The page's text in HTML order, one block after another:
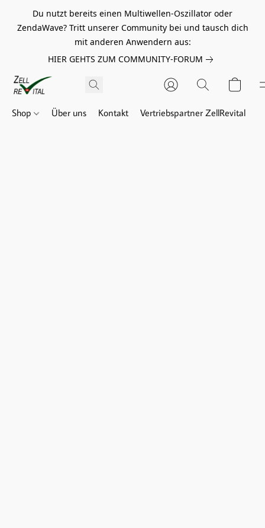
Du nutzt bereits einen Multiwellen-Oszillator oder
ZendaWave? Tritt unserer Community bei und tausch dich
mit anderen Anwendern aus:
HIER GEHTS ZUM COMMUNITY-FORUM
Shop Über uns Kontakt Vertriebspartner ZellRevital